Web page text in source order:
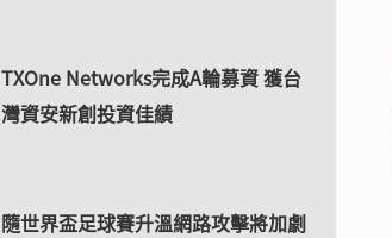
TXOne Networks完成A輪募資 獲台
灣資安新創投資佳績
隨世界盃足球賽升溫網路攻擊將加劇